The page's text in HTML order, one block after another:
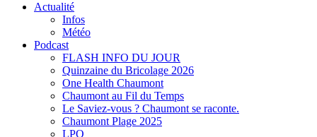
Actualité
Infos
Météo
Podcast
FLASH INFO DU JOUR
Quinzaine du Bricolage 2026
One Health Chaumont
Chaumont au Fil du Temps
Le Saviez-vous ? Chaumont se raconte.
Chaumont Plage 2025
LPO